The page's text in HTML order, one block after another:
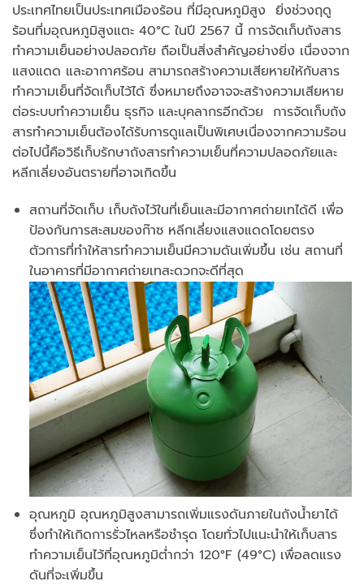
ประเทศไทยเป็นประเทศเมืองร้อน ที่มีอุณหภูมิสูง ยิ่งช่วงฤดู
ร้อนที่มอุณหภูมิสูงแตะ 40°C ในปี 2567 นี้ การจัดเก็บถังสาร
ทำความเย็นอย่างปลอดภัย ถือเป็นสิ่งสำคัญอย่างยิ่ง เนื่องจาก
แสงแดด และอากาศร้อน สามารถสร้างความเสียหายให้กับสาร
ทำความเย็นที่จัดเก็บไว้ได้ ซึ่งหมายถึงอาจจะสร้างความเสียหาย
ต่อระบบทำความเย็น ธุรกิจ และบุคลากรอีกด้วย การจัดเก็บถัง
สารทำความเย็นต้องได้รับการดูแลเป็นพิเศษเนื่องจากความร้อน
ต่อไปนี้คือวิธีเก็บรักษาถังสารทำความเย็นที่ความปลอดภัยและ
หลีกเลี่ยงอันตรายที่อาจเกิดขึ้น
สถานที่จัดเก็บ เก็บถังไว้ในที่เย็นและมีอากาศถ่ายเทได้ดี เพื่อ
ป้องกันการสะสมของก๊าซ หลีกเลี่ยงแสงแดดโดยตรง
ตัวการที่ทำให้สารทำความเย็นมีความดันเพิ่มขึ้น เช่น สถานที่
ในอาคารที่มีอากาศถ่ายเทสะดวกจะดีที่สุด
อุณหภูมิ อุณหภูมิสูงสามารถเพิ่มแรงดันภายในถังน้ำยาได้
ซึ่งทำให้เกิดการรั่วไหลหรือชำรุด โดยทั่วไปแนะนำให้เก็บสาร
ทำความเย็นไว้ที่อุณหภูมิต่ำกว่า 120°F (49°C) เพื่อลดแรง
ดันที่จะเพิ่มขึ้น